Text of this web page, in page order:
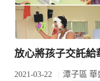
放心將孩子交託給
2021-03-22 潭子區 華